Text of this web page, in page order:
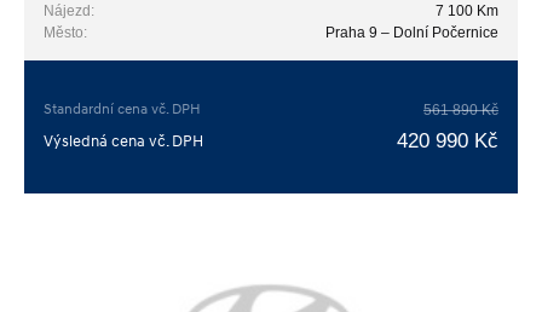
Nájezd:
7 100 Km
Město:
Praha 9 – Dolní Počernice
Standardní cena vč. DPH 561 890 Kč
Výsledná cena vč. DPH 420 990 Kč